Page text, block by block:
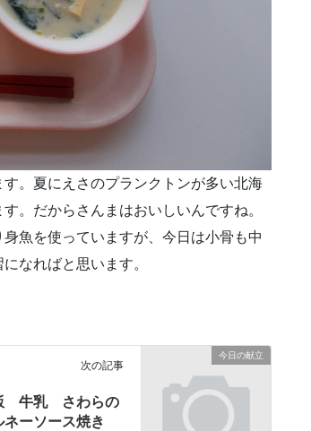
。夏にえさのプランクトンが多い北海
。だからさんまはおいしいんですね。
魚を使っていますが、今日は小骨も中
なればと思います。
今日の献立
次の記事
牛乳 さわらの
ネーソース焼き